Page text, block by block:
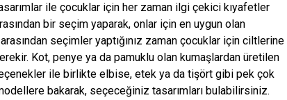
ile çocuklar için her zaman ilgi çekici kıyafetler
bir seçim yaparak, onlar için en uygun olan
seçimler yaptığınız zaman çocuklar için ciltlerine
Kot, penye ya da pamuklu olan kumaşlardan üretilen
ile birlikte elbise, etek ya da tişört gibi pek çok
bakarak, seçeceğiniz tasarımları bulabilirsiniz.